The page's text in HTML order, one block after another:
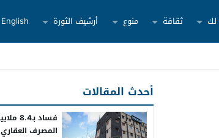
لك ثقافة منوع أرشيف الثورة English
أحدث المقالات
فساد
المصرف